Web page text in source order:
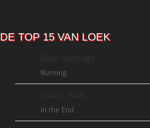
DE TOP 15 VAN LOEK
Burning
In the End